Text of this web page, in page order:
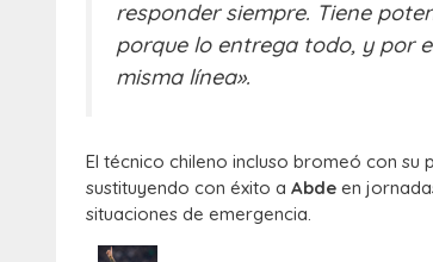
responder siempre. Tiene
porque lo entrega todo, y por
misma línea».
El técnico chileno incluso bromeó con
sustituyendo con éxito a Abde en
situaciones de emergencia.